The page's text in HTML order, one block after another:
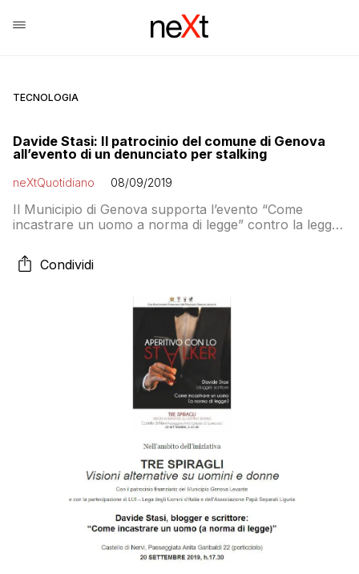
TECNOLOGIA
Davide Stasi: Il patrocinio del comune di Genova
all’evento di un denunciato per stalking
neXtQuotidiano 08/09/2019
Il Municipio di Genova supporta l’evento “Come
incastrare un uomo a norma di legge” contro la legge
Condividi